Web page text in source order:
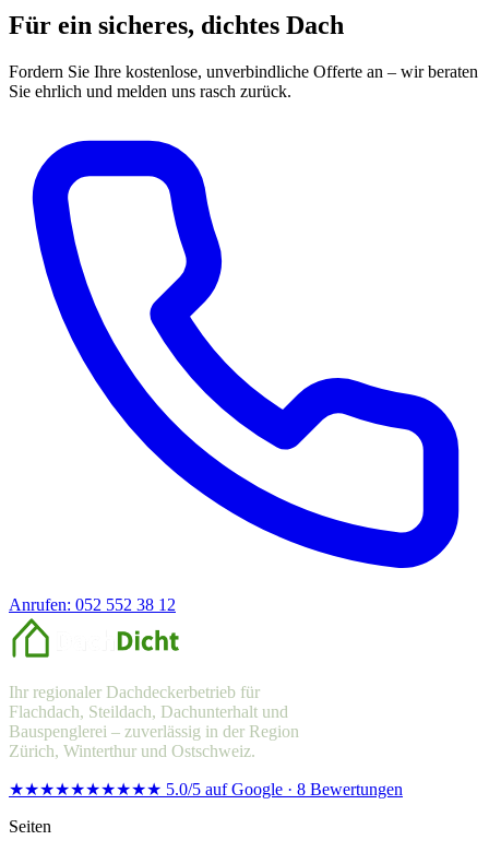
Für ein sicheres, dichtes Dach
Fordern Sie Ihre kostenlose, unverbindliche Offerte an – wir beraten
Sie ehrlich und melden uns rasch zurück.
Anrufen: 052 552 38 12
Ihr regionaler Dachdeckerbetrieb für
Flachdach, Steildach, Dachunterhalt und
Bauspenglerei – zuverlässig in der Region
Zürich, Winterthur und Ostschweiz.
★★★★★★★★★★ 5.0/5 auf Google · 8 Bewertungen
Seiten